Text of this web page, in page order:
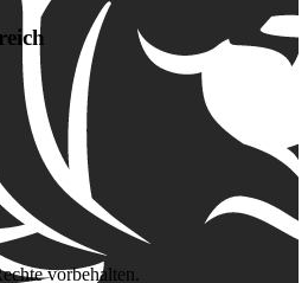
vorbehalten.